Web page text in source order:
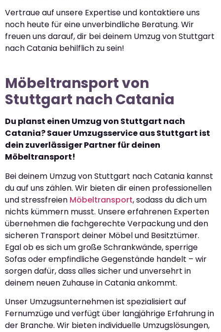
Vertraue auf unsere Expertise und kontaktiere uns
noch heute für eine unverbindliche Beratung. Wir
freuen uns darauf, dir bei deinem Umzug von Stuttgart
nach Catania behilflich zu sein!
Möbeltransport von
Stuttgart nach Catania
Du planst einen Umzug von Stuttgart nach
Catania? Sauer Umzugsservice aus Stuttgart ist
dein zuverlässiger Partner für deinen
Möbeltransport!
Bei deinem Umzug von Stuttgart nach Catania kannst
du auf uns zählen. Wir bieten dir einen professionellen
und stressfreien Möbeltransport, sodass du dich um
nichts kümmern musst. Unsere erfahrenen Experten
übernehmen die fachgerechte Verpackung und den
sicheren Transport deiner Möbel und Besitztümer.
Egal ob es sich um große Schrankwände, sperrige
Sofas oder empfindliche Gegenstände handelt – wir
sorgen dafür, dass alles sicher und unversehrt in
deinem neuen Zuhause in Catania ankommt.
Unser Umzugsunternehmen ist spezialisiert auf
Fernumzüge und verfügt über langjährige Erfahrung in
der Branche. Wir bieten individuelle Umzugslösungen,